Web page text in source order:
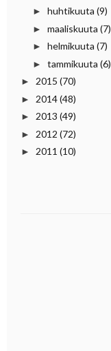
► huhtikuuta (9)
► maaliskuuta (7)
► helmikuuta (7)
► tammikuuta (6)
► 2015 (70)
► 2014(48)
► 2013 (49)
► 2012 (72)
► 2011 (10)